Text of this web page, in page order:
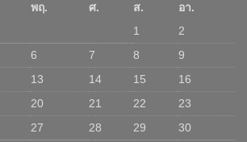
พฤ. ศ. ส.
อา.
1
2
6 7 8
9
13 14 15
16
20 21 22
23
27 28 29
30